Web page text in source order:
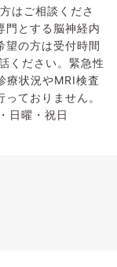
はご相談くださ
門とする脳神経内
望の方は受付時間
ください。緊急性
療状況やMRI検査
ておりません。
曜・祝日